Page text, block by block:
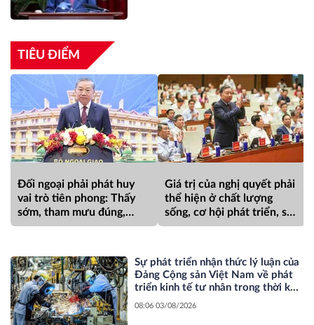
TIÊU ĐIỂM
Đối ngoại phải phát huy
vai trò tiên phong: Thấy
sớm, tham mưu đúng,
hành động kịp thời; góp
sớm, từ xa; mở đường, kết
nối và tranh thủ nguồn lực
phát triển*
Giá trị của nghị quyết phải
thể hiện ở chất lượng
sống, cơ hội phát triển, sự
an toàn, niềm tin và hạnh
Sự phát triển nhận thức lý luận của
Đảng Cộng sản Việt Nam về phát
triển kinh tế tư nhân trong thời kỳ
đổi mới
08:06 03/08/2026